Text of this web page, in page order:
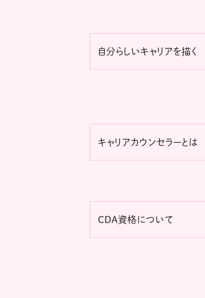
自分らしいキャリアを描く
キャリアカウンセラーとは
CDA資格について